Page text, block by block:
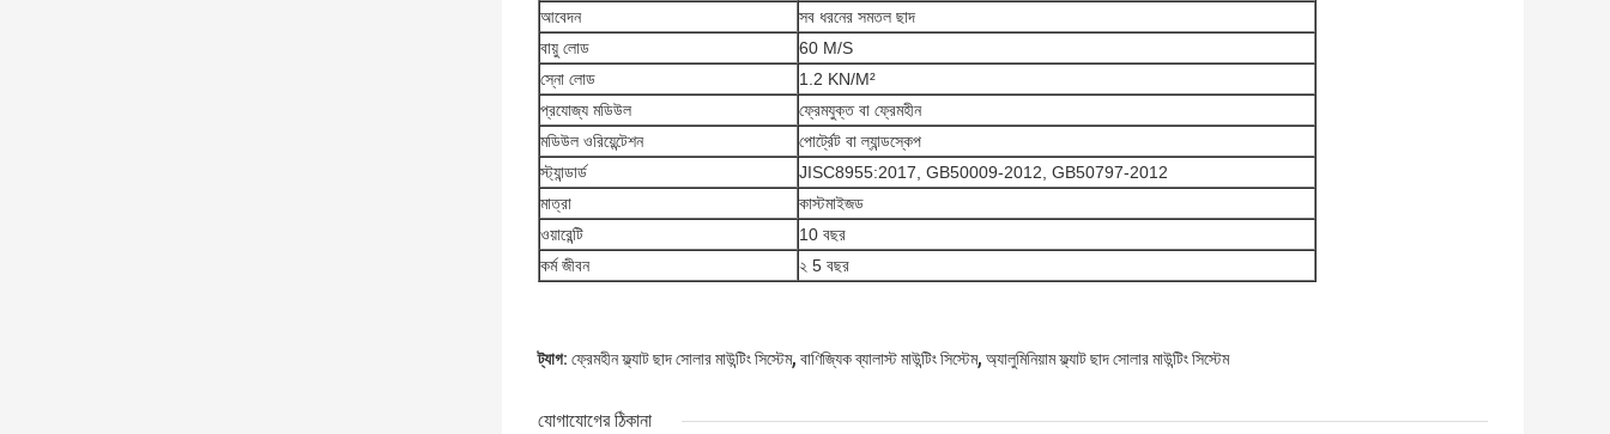
আবেদন
সব ধরনের সমতল ছাদ
বায়ু লোড
60 M/S
স্নো লোড
1.2 KN/M²
প্রযোজ্য মডিউল
ফ্রেমযুক্ত বা ফ্রেমহীন
মডিউল ওরিয়েন্টেশন
পোর্ট্রেট বা ল্যান্ডস্কেপ
স্ট্যান্ডার্ড
JISC8955:2017, GB50009-2012, GB50797-2012
মাত্রা
কাস্টমাইজড
ওয়ারেন্টি
10 বছর
কর্ম জীবন
২ 5 বছর
ট্যাগ: ফ্রেমহীন ফ্ল্যাট ছাদ সোলার মাউন্টিং সিস্টেম, বাণিজ্যিক ব্যালাস্ট মাউন্টিং সিস্টেম, অ্যালুমিনিয়াম ফ্ল্যাট ছাদ সোলার মাউন্টিং সিস্টেম
যোগাযোগের ঠিকানা